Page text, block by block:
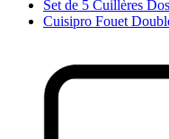
Set de 5 Cuillères
Cuisipro Fouet